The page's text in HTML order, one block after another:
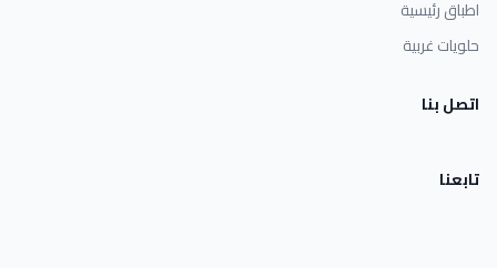
اطباق رئيسية
حلويات غربية
اتصل بنا
تابعنا